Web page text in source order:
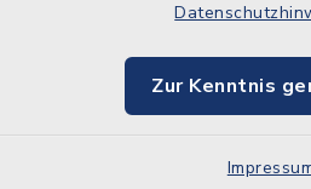
Zur Kenntnis